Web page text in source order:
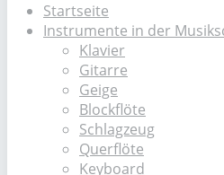
Startseite
Instrumente in der
Klavier
Gitarre
Geige
Blockflöte
Schlagzeug
Querflöte
Keyboard